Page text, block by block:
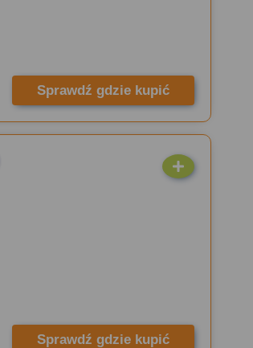
Sprawdź gdzie kupić
Sprawdź gdzie kupić